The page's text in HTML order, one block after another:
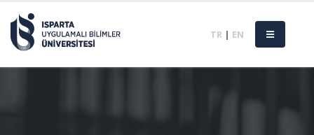
TR | EN